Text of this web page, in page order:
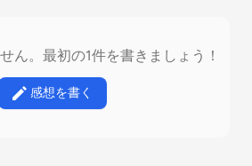
ん。最初の1件を書きましょう！
感想を書く